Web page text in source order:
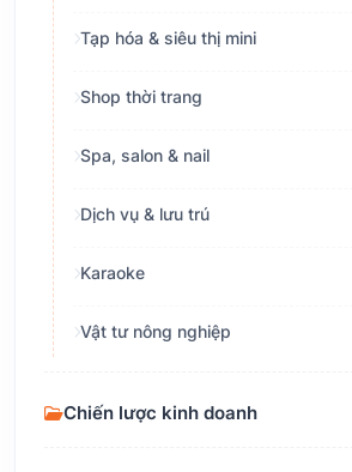
Tạp hóa & siêu thị mini
Shop thời trang
Spa, salon & nail
Dịch vụ & lưu trú
Karaoke
Vật tư nông nghiệp
Chiến lược kinh doanh